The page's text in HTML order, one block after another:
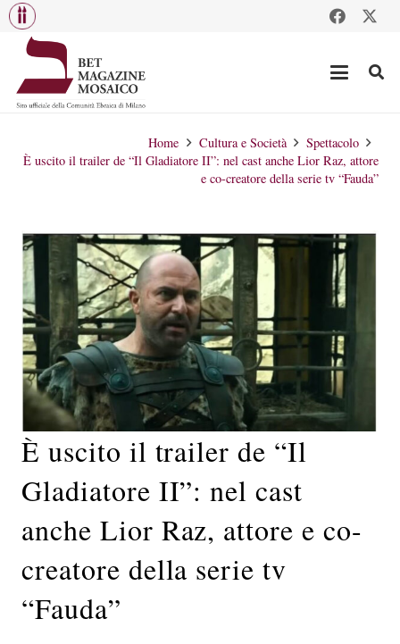
Home Cultura e Società
Spettacolo
È uscito il trailer de “Il Gladiatore II”: nel cast anche Lior Raz, attore
e co-creatore della serie tv “Fauda”
È uscito il trailer de “Il
Gladiatore II”: nel cast
anche Lior Raz, attore e co-
creatore della serie tv
“Fauda”